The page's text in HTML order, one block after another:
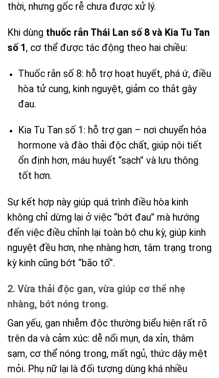
thời, nhưng gốc rễ chưa được xử lý.
Khi dùng thuốc rắn Thái Lan số 8 và Kia Tu Tan
số 1 , cơ thể được tác động theo hai chiều:
Thuốc rắn số 8: hỗ trợ hoạt huyết, phá ứ, điều
hòa tử cung, kinh nguyệt, giảm co thắt gây
đau.
Kia Tu Tan số 1: hỗ trợ gan – nơi chuyển hóa
hormone và đào thải độc chất, giúp nội tiết
ổn định hơn, máu huyết “sạch” và lưu thông
tốt hơn.
Sự kết hợp này giúp quá trình điều hòa kinh
không chỉ dừng lại ở việc “bớt đau” mà hướng
đến việc điều chỉnh lại toàn bộ chu kỳ, giúp kinh
nguyệt đều hơn, nhẹ nhàng hơn, tâm trạng trong
kỳ kinh cũng bớt “bão tố”.
2. Vừa thải độc gan, vừa giúp cơ thể nhẹ
nhàng, bớt nóng trong.
Gan yếu, gan nhiễm độc thường biểu hiện rất rõ
trên da và cảm xúc: dễ nổi mụn, da xỉn, thâm
sạm, cơ thể nóng trong, mất ngủ, thức dậy mệt
mỏi. Phụ nữ lại là đối tượng dùng khá nhiều